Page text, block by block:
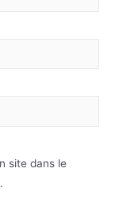
site dans le